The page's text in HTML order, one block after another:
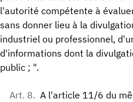
l'autorité compétente à
sans donner lieu à la
industriel ou professionnel,
d'informations dont la
public ; ".
Art. 8. A l'article 11/6 du